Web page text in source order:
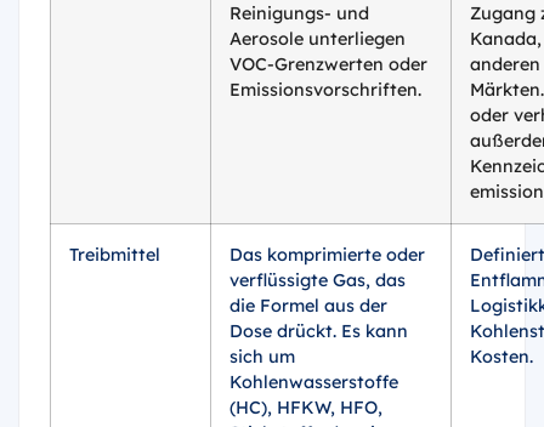
Reinigungs- und
Aerosole unterliegen
VOC-Grenzwerten oder
Emissionsvorschriften.
Zugang
oder
Treibmittel
Das komprimierte oder
verflüssigte Gas, das
die Formel aus der
Dose drückt. Es kann
sich um
Kohlenwasserstoffe
(HC), HFKW, HFO,
Kosten.